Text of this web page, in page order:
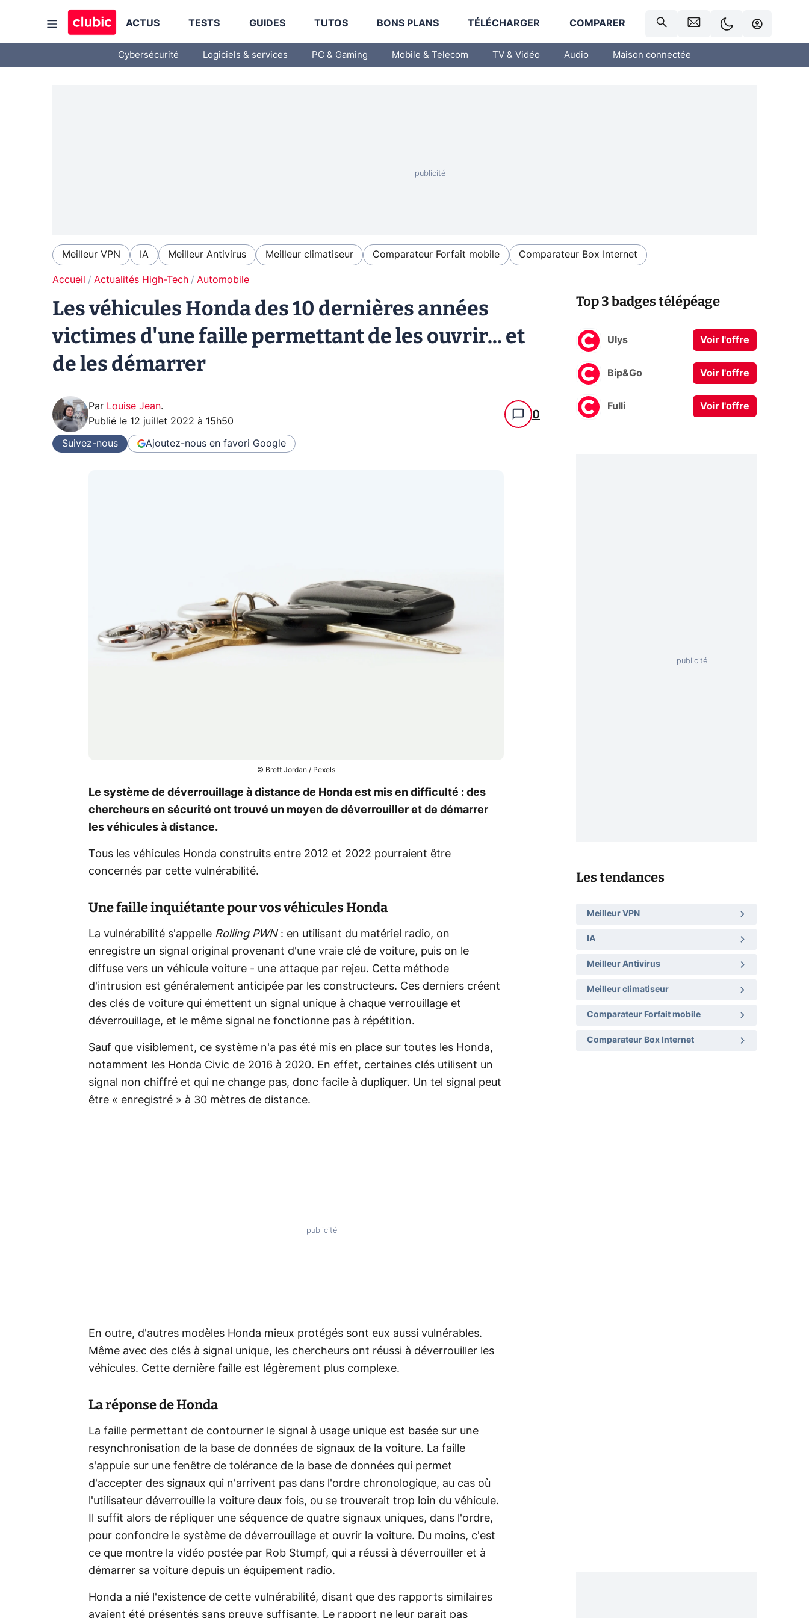
ACTUS TESTS GUIDES TUTOS BONS PLANS TÉLÉCHARGER COMPARER
Cybersécurité Logiciels & services PC & Gaming Mobile & Telecom TV & Vidéo Audio Maison connectée
Meilleur VPN IA Meilleur Antivirus Meilleur climatiseur Comparateur Forfait mobile Comparateur Box Internet
Accueil Actualités High-Tech Automobile
Les véhicules Honda des 10 dernières années
victimes d'une faille permettant de les ouvrir... et
de les démarrer
Par Louise Jean.
Publié le 12 juillet 2022 à 15h50 0
Suivez-nous Ajoutez-nous en favori Google
© Brett Jordan / Pexels
Le système de déverrouillage à distance de Honda est mis en difficulté : des
chercheurs en sécurité ont trouvé un moyen de déverrouiller et de démarrer
les véhicules à distance.
Tous les véhicules Honda construits entre 2012 et 2022 pourraient être
concernés par cette vulnérabilité.
Une faille inquiétante pour vos véhicules Honda
La vulnérabilité s'appelle Rolling PWN: en utilisant du matériel radio, on
enregistre un signal original provenant d'une vraie clé de voiture, puis on le
diffuse vers un véhicule voiture - une attaque par rejeu. Cette méthode
d'intrusion est généralement anticipée par les constructeurs. Ces derniers créent
des clés de voiture qui émettent un signal unique à chaque verrouillage et
déverrouillage, et le même signal ne fonctionne pas à répétition.
Sauf que visiblement, ce système n'a pas été mis en place sur toutes les Honda,
notamment les Honda Civic de 2016 à 2020. En effet, certaines clés utilisent un
signal non chiffré et qui ne change pas, donc facile à dupliquer. Un tel signal peut
être « enregistré » à 30 mètres de distance.
En outre, d'autres modèles Honda mieux protégés sont eux aussi vulnérables.
Même avec des clés à signal unique, les chercheurs ont réussi à déverrouiller les
véhicules. Cette dernière faille est légèrement plus complexe.
La réponse de Honda
La faille permettant de contourner le signal à usage unique est basée sur une
resynchronisation de la base de données de signaux de la voiture. La faille
s'appuie sur une fenêtre de tolérance de la base de données qui permet
d'accepter des signaux qui n'arrivent pas dans l'ordre chronologique, au cas où
l'utilisateur déverrouille la voiture deux fois, ou se trouverait trop loin du véhicule.
Il suffit alors de répliquer une séquence de quatre signaux uniques, dans l'ordre,
pour confondre le système de déverrouillage et ouvrir la voiture. Du moins, c'est
ce que montre la vidéo postée par Rob Stumpf, qui a réussi à déverrouiller et à
démarrer sa voiture depuis un équipement radio.
Honda a nié l'existence de cette vulnérabilité, disant que des rapports similaires
avaient été présentés sans preuve suffisante. Le rapport ne leur parait pas
Top 3 badges télépéage
Ulys Voir l'offre
Bip&Go Voir l'offre
Fulli Voir l'offre
Les tendances
Meilleur VPN
IA
Meilleur Antivirus
Meilleur climatiseur
Comparateur Forfait mobile
Comparateur Box Internet